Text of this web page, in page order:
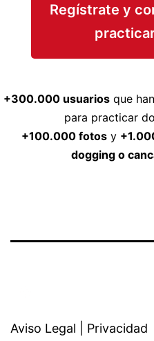
Regístrate y
+300.000 usuariosque
para practicar
+100.000 fotos y
dogging o
Aviso Legal Privacidad